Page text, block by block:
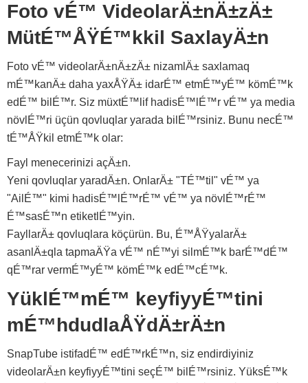
Foto vÉ™ VideolarÄ±nÄ±zÄ±
MütÉ™ÅŸÉ™kkil SaxlayÄ±n
Foto vÉ™ videolarÄ±nÄ±zÄ± nizamlÄ± saxlamaq
mÉ™kanÄ± daha yaxÅŸÄ± idarÉ™ etmÉ™yÉ™ kömÉ™k
edÉ™ bilÉ™r. Siz müxtÉ™lif hadisÉ™lÉ™r vÉ™ ya media
növlÉ™ri üçün qovluqlar yarada bilÉ™rsiniz. Bunu necÉ™
tÉ™ÅŸkil etmÉ™k olar:
Fayl menecerinizi açÄ±n.
Yeni qovluqlar yaradÄ±n. OnlarÄ± "TÉ™til" vÉ™ ya
"AilÉ™" kimi hadisÉ™lÉ™rÉ™ vÉ™ ya növlÉ™rÉ™
É™sasÉ™n etiketlÉ™yin.
FayllarÄ± qovluqlara köçürün. Bu, É™ÅŸyalarÄ±
asanlÄ±qla tapmaÄŸa vÉ™ nÉ™yi silmÉ™k barÉ™dÉ™
qÉ™rar vermÉ™yÉ™ kömÉ™k edÉ™cÉ™k.
YüklÉ™mÉ™ keyfiyyÉ™tini
mÉ™hdudlaÅŸdÄ±rÄ±n
SnapTube istifadÉ™ edÉ™rkÉ™n, siz endirdiyiniz
videolarÄ±n keyfiyyÉ™tini seçÉ™ bilÉ™rsiniz. YüksÉ™k